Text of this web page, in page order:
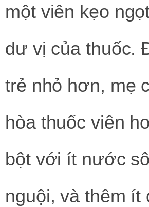
một viên kẹo
dư vị của thuốc.
trẻ nhỏ hơn, mẹ
hòa thuốc viên
bột với ít nước
nguội, và thêm ít